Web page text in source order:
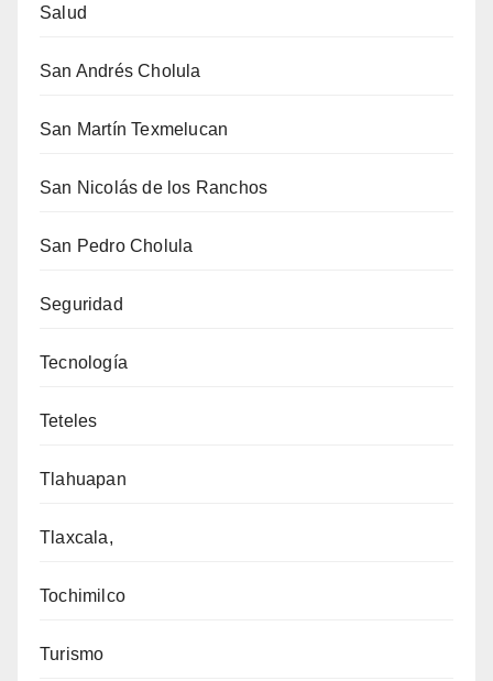
Salud
San Andrés Cholula
San Martín Texmelucan
San Nicolás de los Ranchos
San Pedro Cholula
Seguridad
Tecnología
Teteles
Tlahuapan
Tlaxcala,
Tochimilco
Turismo